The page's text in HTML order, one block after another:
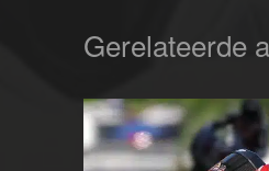
Gerelateerde